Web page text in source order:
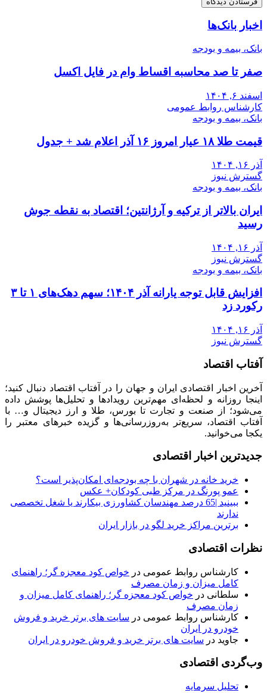
اخبار بانک‌ها
بانک، بیمه و بودجه
صفر تا صد محاسبه اقساط وام در فایل اکسل
اسفند ۶, ۱۴۰۴
کارشناس روابط عمومی
بانک، بیمه و بودجه
قیمت طلا ۱۸ عیار امروز ۱۶ آذر اعلام شد + جدول
آذر ۱۶, ۱۴۰۴
گسترش نیوز
بانک، بیمه و بودجه
ایران بالاتر از ترکیه و آرژانتین؛ اقتصاد به نقطه جوش
رسید
آذر ۱۶, ۱۴۰۴
گسترش نیوز
بانک، بیمه و بودجه
افزایش قابل توجه یارانه آذر ۱۴۰۴؛ سهم دهک‌های ۱ تا ۳
رکورد زد
آذر ۱۶, ۱۴۰۴
گسترش نیوز
آفتاب اقتصاد
آخرین اخبار اقتصادی ایران و جهان را در آفتاب اقتصاد دنبال کنید؛
اینجا روزانه و لحظه‌ای مهم‌ترین رویدادها و تحلیل‌ها پوشش داده
می‌شود؛ از صنعت و تجارت تا بورس، طلا و ارز دیجیتال و… با
آفتاب اقتصاد، سریع‌تر به‌روزرسانی‌ها و گزیده خبرهای معتبر را
یکجا می‌خوانید.
جدیدترین اخبار اقتصادی
خرید خانه در شهران با چه بودجه‌ای امکان‌پذیر است؟
عمو پورنگ در مرکز طبی کودکان+ عکس
ببینید |65 درصد مهندسان کشاورزی بیکارند یا شغل تخصصی
ندارند
برترین مراکز خرید لگو در بازار ایران
نظرات اقتصادی
کارشناس روابط عمومی در خواص کود معجزه گر؛ راهنمای
کامل میزان و زمان مصرف
سلطانی در خواص کود معجزه گر؛ راهنمای کامل میزان و
زمان مصرف
کارشناس روابط عمومی در سایت های برتر خرید و فروش
خودرو در ایران
جاوید در سایت های برتر خرید و فروش خودرو در ایران
وب‌گردی اقتصادی
تحلیل سرمایه